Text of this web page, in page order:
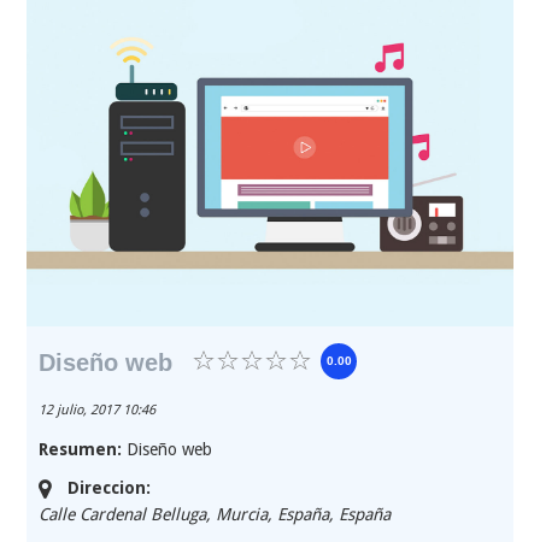
Diseño web 0.00
12 julio, 2017 10:46
Resumen: Diseño web
Direccion:
Calle Cardenal Belluga, Murcia, España, España